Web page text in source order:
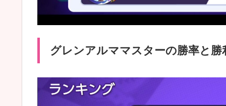
グレンアルママスターの勝率と勝